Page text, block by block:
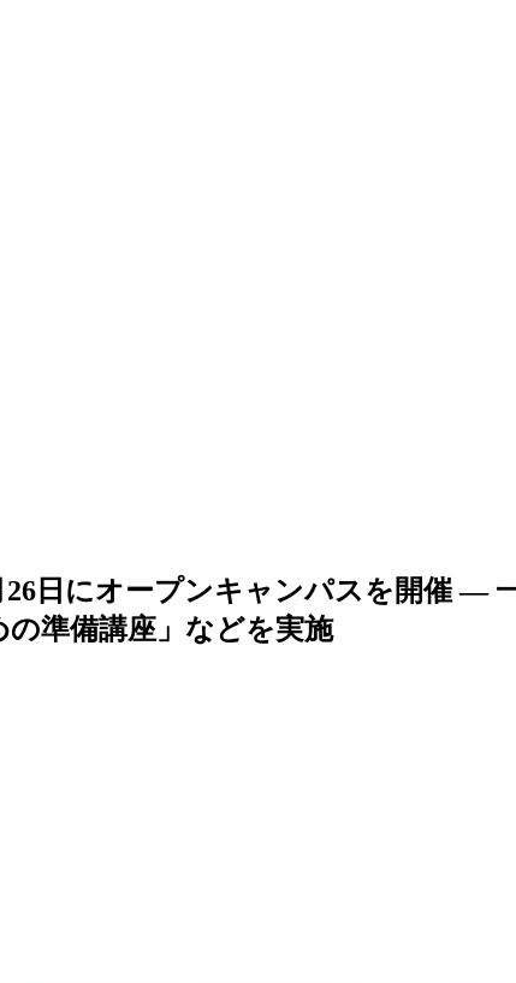
26日にオープンキャンパスを開催 —
準備講座」などを実施